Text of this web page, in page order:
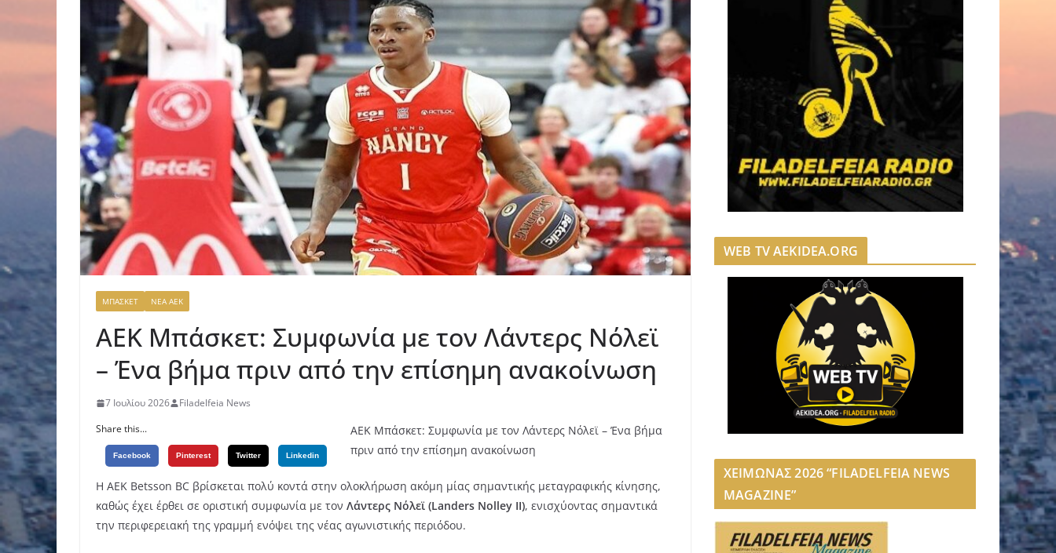
ΜΠΑΣΚΕΤ ΝΕΑ ΑΕΚ
ΑΕΚ Μπάσκετ: Συμφωνία με τον Λάντερς Νόλεϊ
– Ένα βήμα πριν από την επίσημη ανακοίνωση
7 Ιουλίου 2026
Filadelfeia News
Share this...
Facebook Pinterest Twitter Linkedin
ΑΕΚ Μπάσκετ: Συμφωνία με τον Λάντερς Νόλεϊ – Ένα βήμα
πριν από την επίσημη ανακοίνωση
Η ΑΕΚ Betsson BC βρίσκεται πολύ κοντά στην ολοκλήρωση ακόμη μίας σημαντικής μεταγραφικής κίνησης,
καθώς έχει έρθει σε οριστική συμφωνία με τον Λάντερς Νόλεϊ (Landers Nolley II), ενισχύοντας σημαντικά
την περιφερειακή της γραμμή ενόψει της νέας αγωνιστικής περιόδου.
WEB TV AEKIDEA.ORG
ΧΕΙΜΩΝΑΣ 2026 “FILADELFEIA NEWS
MAGAZINE”